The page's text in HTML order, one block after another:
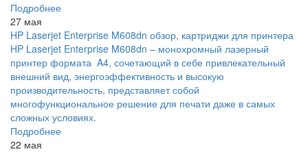
Подробнее
27 мая
HP Laserjet Enterprise M608dn обзор, картриджи для принтера
HP Laserjet Enterprise M608dn – монохромный лазерный
принтер формата A4, сочетающий в себе привлекательный
внешний вид, энергоэффективность и высокую
производительность, представляет собой
многофункциональное решение для печати даже в самых
сложных условиях.
Подробнее
22 мая